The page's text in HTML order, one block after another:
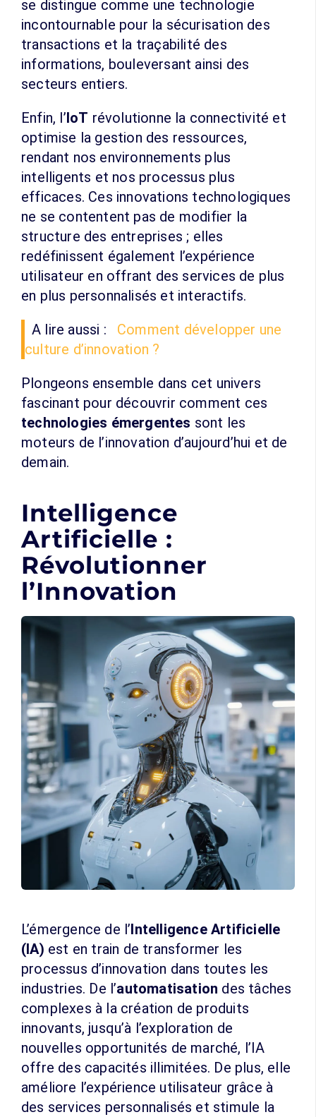
se distingue comme une technologie
incontournable pour la sécurisation des
transactions et la traçabilité des
informations, bouleversant ainsi des
secteurs entiers.
Enfin, l’IoT révolutionne la connectivité et
optimise la gestion des ressources,
rendant nos environnements plus
intelligents et nos processus plus
efficaces. Ces innovations technologiques
ne se contentent pas de modifier la
structure des entreprises ; elles
redéfinissent également l’expérience
utilisateur en offrant des services de plus
en plus personnalisés et interactifs.
A lire aussi :
Comment développer une
culture d’innovation ?
Plongeons ensemble dans cet univers
fascinant pour découvrir comment ces
technologies émergentes sont les
moteurs de l’innovation d’aujourd’hui et de
demain.
Intelligence
Artificielle :
Révolutionner
l’Innovation
L’émergence de l’Intelligence Artificielle
(IA) est en train de transformer les
processus d’innovation dans toutes les
industries. De l’automatisation des tâches
complexes à la création de produits
innovants, jusqu’à l’exploration de
nouvelles opportunités de marché, l’IA
offre des capacités illimitées. De plus, elle
améliore l’expérience utilisateur grâce à
des services personnalisés et stimule la